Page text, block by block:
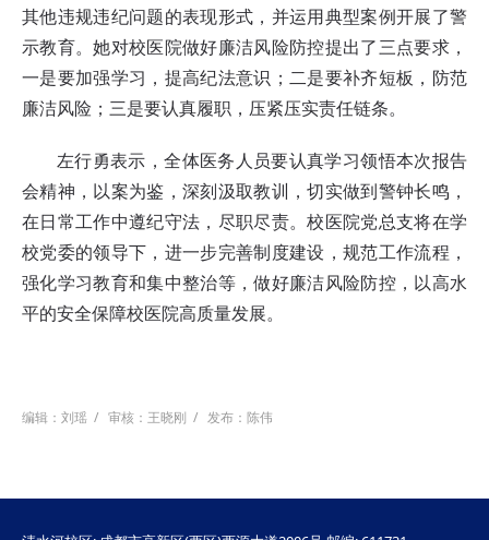
其他违规违纪问题的表现形式，并运用典型案例开展了警
示教育。她对校医院做好廉洁风险防控提出了三点要求，
一是要加强学习，提高纪法意识；二是要补齐短板，防范
廉洁风险；三是要认真履职，压紧压实责任链条。
左行勇表示，全体医务人员要认真学习领悟本次报告
会精神，以案为鉴，深刻汲取教训，切实做到警钟长鸣，
在日常工作中遵纪守法，尽职尽责。校医院党总支将在学
校党委的领导下，进一步完善制度建设，规范工作流程，
强化学习教育和集中整治等，做好廉洁风险防控，以高水
平的安全保障校医院高质量发展。
编辑：刘瑶 / 审核：王晓刚 / 发布：陈伟